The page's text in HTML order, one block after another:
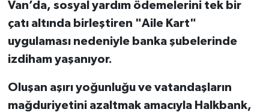
Van’da, sosyal yardım ödemelerini tek bir
çatı altında birleştiren "Aile Kart"
uygulaması nedeniyle banka şubelerinde
izdiham yaşanıyor.
Oluşan aşırı yoğunluğu ve vatandaşların
mağduriyetini azaltmak amacıyla Halkbank,